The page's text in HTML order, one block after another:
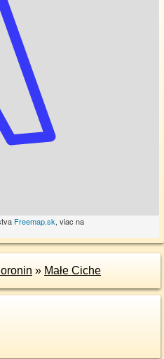
Freemap.sk, viac na
» Małe Ciche